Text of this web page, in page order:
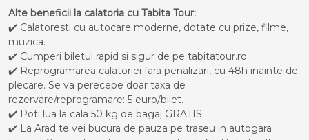
Alte beneficii la calatoria cu Tabita Tour:
✔️ Calatoresti cu autocare moderne, dotate cu prize, filme,
muzica.
✔️ Cumperi biletul rapid si sigur de pe tabitatour.ro.
✔️ Reprogramarea calatoriei fara penalizari, cu 48h inainte de
plecare. Se va perecepe doar taxa de
rezervare/reprogramare: 5 euro/bilet.
✔️ Poti lua la cala 50 kg de bagaj GRATIS.
✔️ La Arad te vei bucura de pauza pe traseu in autogara